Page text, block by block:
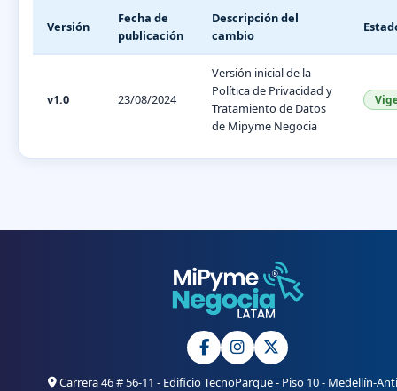
Versión
Fecha de
publicación
Descripción del
cambio
v1.0 23/08/2024
Versión inicial de la
Política de Privacidad y
Tratamiento de Datos
de Mipyme Negocia
Carrera 46 # 56-11 - Edificio TecnoParque - Piso 10 - Medellín-